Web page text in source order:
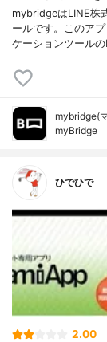
mybridgeはLINE株
ールです。このア
ケーションツール
mybridge(
myBridge
ひでひで
2.00